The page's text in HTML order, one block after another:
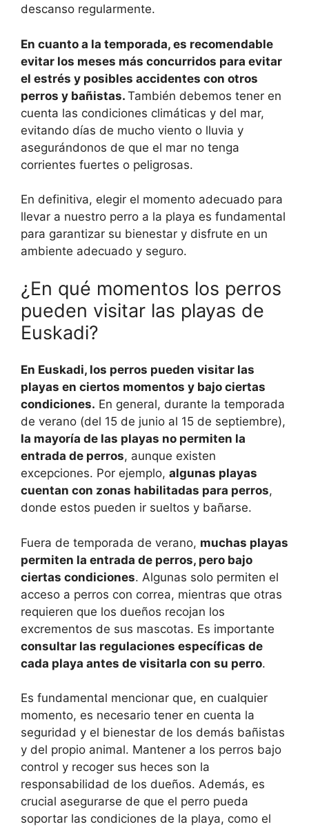
descanso regularmente.
En cuanto a la temporada, es recomendable
evitar los meses más concurridos para evitar
el estrés y posibles accidentes con otros
perros y bañistas. También debemos tener en
cuenta las condiciones climáticas y del mar,
evitando días de mucho viento o lluvia y
asegurándonos de que el mar no tenga
corrientes fuertes o peligrosas.
En definitiva, elegir el momento adecuado para
llevar a nuestro perro a la playa es fundamental
para garantizar su bienestar y disfrute en un
ambiente adecuado y seguro.
¿En qué momentos los perros
pueden visitar las playas de
Euskadi?
En Euskadi, los perros pueden visitar las
playas en ciertos momentos y bajo ciertas
condiciones. En general, durante la temporada
de verano (del 15 de junio al 15 de septiembre),
la mayoría de las playas no permiten la
entrada de perros, aunque existen
excepciones. Por ejemplo, algunas playas
cuentan con zonas habilitadas para perros,
donde estos pueden ir sueltos y bañarse.
Fuera de temporada de verano, muchas playas
permiten la entrada de perros, pero bajo
ciertas condiciones. Algunas solo permiten el
acceso a perros con correa, mientras que otras
requieren que los dueños recojan los
excrementos de sus mascotas. Es importante
consultar las regulaciones específicas de
cada playa antes de visitarla con su perro.
Es fundamental mencionar que, en cualquier
momento, es necesario tener en cuenta la
seguridad y el bienestar de los demás bañistas
y del propio animal. Mantener a los perros bajo
control y recoger sus heces son la
responsabilidad de los dueños. Además, es
crucial asegurarse de que el perro pueda
soportar las condiciones de la playa, como el